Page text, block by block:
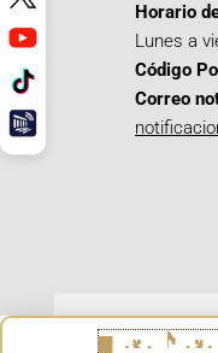
Horario
Lunes a
Código
Correo